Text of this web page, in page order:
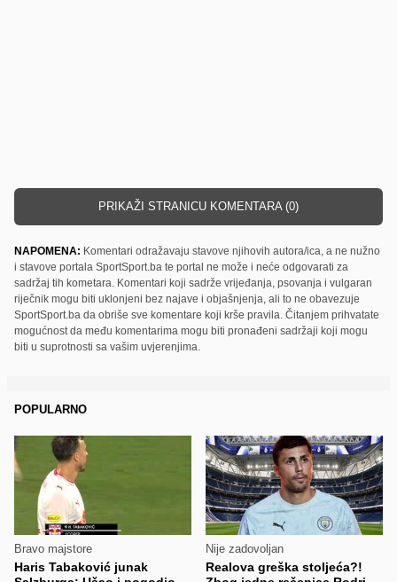
PRIKAŽI STRANICU KOMENTARA (0)
NAPOMENA: Komentari odražavaju stavove njihovih autora/ica, a ne nužno
i stavove portala SportSport.ba te portal ne može i neće odgovarati za
sadržaj tih kometara. Komentari koji sadrže vrijeđanja, psovanja i vulgaran
riječnik mogu biti uklonjeni bez najave i objašnjenja, ali to ne obavezuje
SportSport.ba da obriše sve komentare koji krše pravila. Čitanjem prihvatate
mogućnost da među komentarima mogu biti pronađeni sadržaji koji mogu
biti u suprotnosti sa vašim uvjerenjima.
POPULARNO
Bravo majstore
Haris Tabaković junak
Nije zadovoljan
Realova greška stoljeća?!